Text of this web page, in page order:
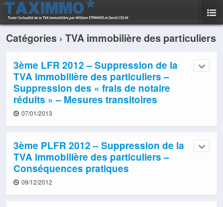
Catégories › TVA immobilière des particuliers
3ème LFR 2012 – Suppression de la
TVA immobilière des particuliers –
Suppression des « frais de notaire
réduits » – Mesures transitoires
07/01/2013
3ème PLFR 2012 – Suppression de la
TVA immobilière des particuliers –
Conséquences pratiques
09/12/2012